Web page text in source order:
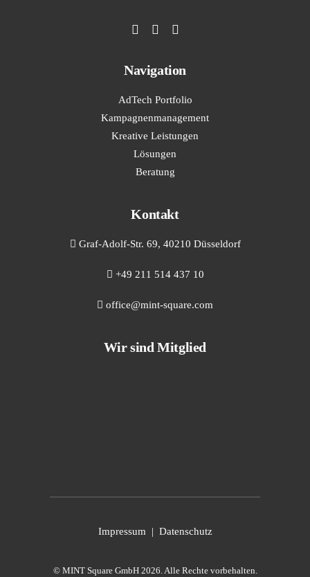
Navigation
AdTech Portfolio
Kampagnenmanagement
Kreative Leistungen
Lösungen
Beratung
Kontakt
Graf-Adolf-Str. 69, 40210 Düsseldorf
+49 211 514 437 10
office@mint-square.com
Wir sind Mitglied
Impressum | Datenschutz
© MINT Square GmbH 2026. Alle Rechte vorbehalten.